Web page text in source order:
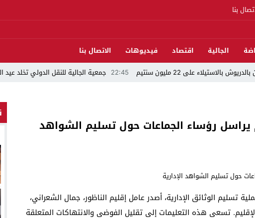
بنا
الجالية اقتصاد فيديوهات
الاتصال بنا
22 مليون سنتيم 22:45 جمعية الجالية للنقل الدولي تخلد عيد العرش
يراسل رؤساء الجماعات حول تسليم الشواهد
الوثائق الإدارية، أصدر عامل إقليم الناظور، جمال الشعراني،
تسعى هذه التعليمات إلى تقليل الفوضى والانتهاكات المتعلقة